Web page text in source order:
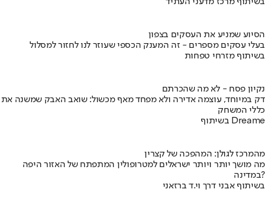
הסיוע שמניע את העסקים בצפון
בעלי עסקים מספרים - זה המענק הכספי שעוזר לנו לחזור למסלול
בשיתוף מזרחי טפחות
נקיון פסח - לא מה שהכרתם
דק במיוחד, עוצמה אדירה ולא מפחד מאף מכשול: שואב האבק שמשנה את
כללי המשחק
בשיתוף Dreame
מהמרכז לגולן: המהפכה של קצרין
מה מושך יותר ויותר ישראלים למטרופולין המתפתח של האזור היפה
במדינה?
בשיתוף אבני דרך וי.ד ברזאני